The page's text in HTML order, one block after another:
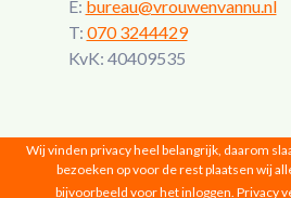
E: bureau@vrouwenvannu.nl
T: 070 3244429
KvK: 40409535
Wij vinden privacy heel belangrijk, daarom
bezoeken op voor de rest plaatsen wij
bijvoorbeeld voor het inloggen. Privacy